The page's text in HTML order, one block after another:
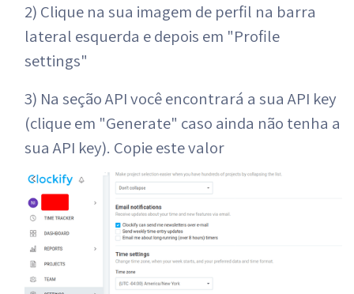
2) Clique na sua imagem de perfil na barra
lateral esquerda e depois em "Profile
settings"
3) Na seção API você encontrará a sua API key
(clique em "Generate" caso ainda não tenha a
sua API key). Copie este valor